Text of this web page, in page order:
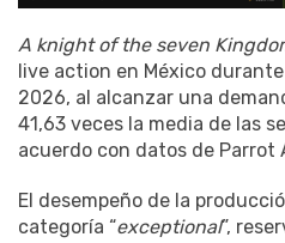
A knight of the seven
live action en México
2026, al alcanzar una
41,63 veces la media de las
acuerdo con datos de Parrot
El desempeño de la
categoría “exceptional”,